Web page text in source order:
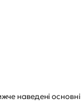
наведені